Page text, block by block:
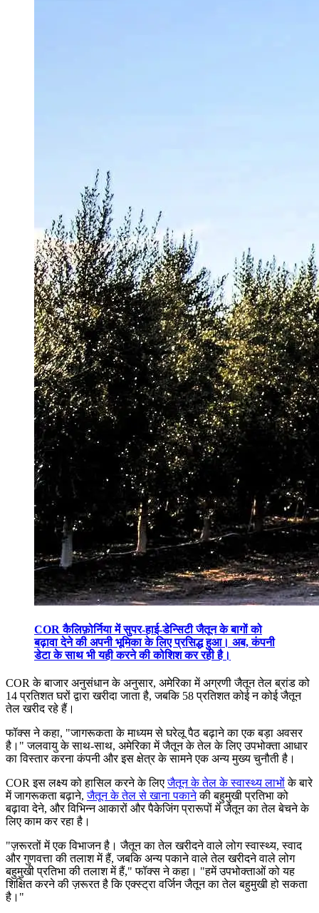
COR कैलिफ़ोर्निया में सुपर-हाई-डेन्सिटी जैतून के बागों को
बढ़ावा देने की अपनी भूमिका के लिए प्रसिद्ध हुआ। अब, कंपनी
डेटा के साथ भी यही करने की कोशिश कर रही है।
COR के बाजार अनुसंधान के अनुसार, अमेरिका में अग्रणी जैतून तेल ब्रांड को
14 प्रतिशत घरों द्वारा खरीदा जाता है, जबकि 58 प्रतिशत कोई न कोई जैतून
तेल खरीद रहे हैं।
फॉक्स ने कहा, "जागरूकता के माध्यम से घरेलू पैठ बढ़ाने का एक बड़ा अवसर
है।" जलवायु के साथ-साथ, अमेरिका में जैतून के तेल के लिए उपभोक्ता आधार
का विस्तार करना कंपनी और इस क्षेत्र के सामने एक अन्य मुख्य चुनौती है।
COR इस लक्ष्य को हासिल करने के लिएजैतून के तेल के स्वास्थ्य लाभोंके बारे
में जागरूकता बढ़ाने,जैतून के तेल से खाना पकानेकी बहुमुखी प्रतिभा को
बढ़ावा देने, और विभिन्न आकारों और पैकेजिंग प्रारूपों में जैतून का तेल बेचने के
लिए काम कर रहा है।
"ज़रूरतों में एक विभाजन है। जैतून का तेल खरीदने वाले लोग स्वास्थ्य, स्वाद
और गुणवत्ता की तलाश में हैं, जबकि अन्य पकाने वाले तेल खरीदने वाले लोग
बहुमुखी प्रतिभा की तलाश में हैं," फॉक्स ने कहा। "हमें उपभोक्ताओं को यह
शिक्षित करने की ज़रूरत है कि एक्स्ट्रा वर्जिन जैतून का तेल बहुमुखी हो सकता
है।"